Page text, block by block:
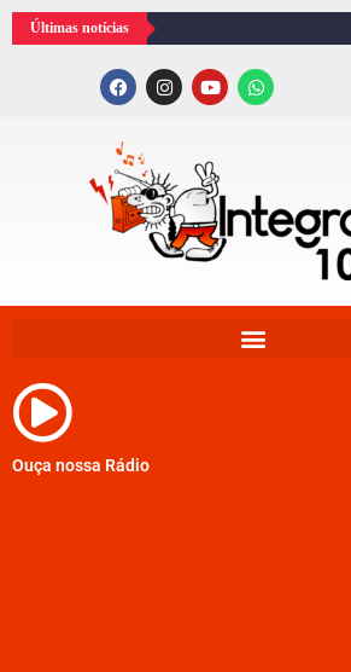
Últimas notícias
Ouça nossa Rádio